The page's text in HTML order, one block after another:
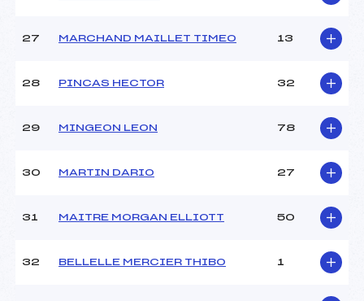
27 MARCHAND MAILLET TIMEO 13
28 PINCAS HECTOR 32
29 MINGEON LEON 78
30 MARTIN DARIO 27
31 MAITRE MORGAN ELLIOTT 50
32 BELLELLE MERCIER THIBO 1